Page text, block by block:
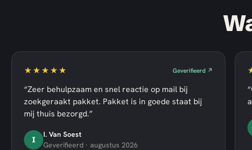
★★★★★ Geverifieerd ↗
“Zeer behulpzaam en snel reactie op mail bij
zoekgeraakt pakket. Pakket is in goede staat bij
mij thuis bezorgd.”
I
I. Van Soest
Geverifieerd · augustus 2026